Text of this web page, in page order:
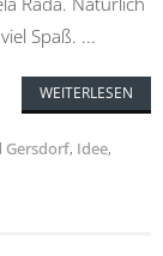
Spaß. ...
WEITERLESEN
Gersdorf, Idee,